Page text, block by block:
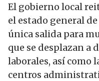
El gobierno local
el estado general
única salida para
que se desplazan a
laborales, así como
centros